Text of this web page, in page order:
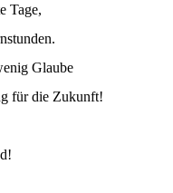
Tage,
Glaube
für die Zukunft!